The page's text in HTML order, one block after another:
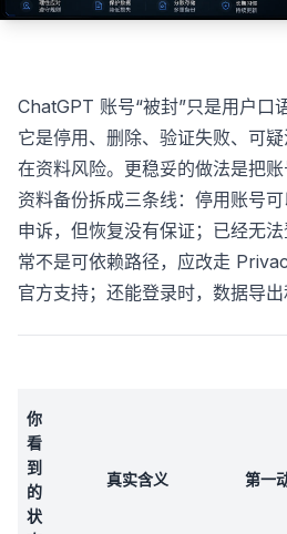
ChatGPT 账号“被封”只是用户口
它是停用、删除、验证失败、可
在资料风险。更稳妥的做法是把
资料备份拆成三条线：停用账号
申诉，但恢复没有保证；已经无
常不是可依赖路径，应改走
官方支持；还能登录时，数据导出
你
看
到
的
状
真实含义 第一